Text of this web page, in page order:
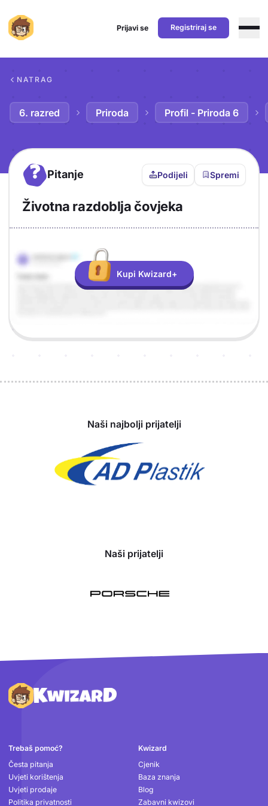
Prijavi se Registriraj se
NATRAG
6. razred Priroda Profil - Priroda 6
? Pitanje Podijeli Spremi
Životna razdoblja čovjeka
Odgovor
Objašnjenje
Kupi Kwizard+
Naši najbolji prijatelji
Naši prijatelji
Podnožje
Trebaš pomoć?
Česta pitanja
Uvjeti korištenja
Uvjeti prodaje
Politika privatnosti
Kwizard
Cjenik
Baza znanja
Blog
Zabavni kwizovi